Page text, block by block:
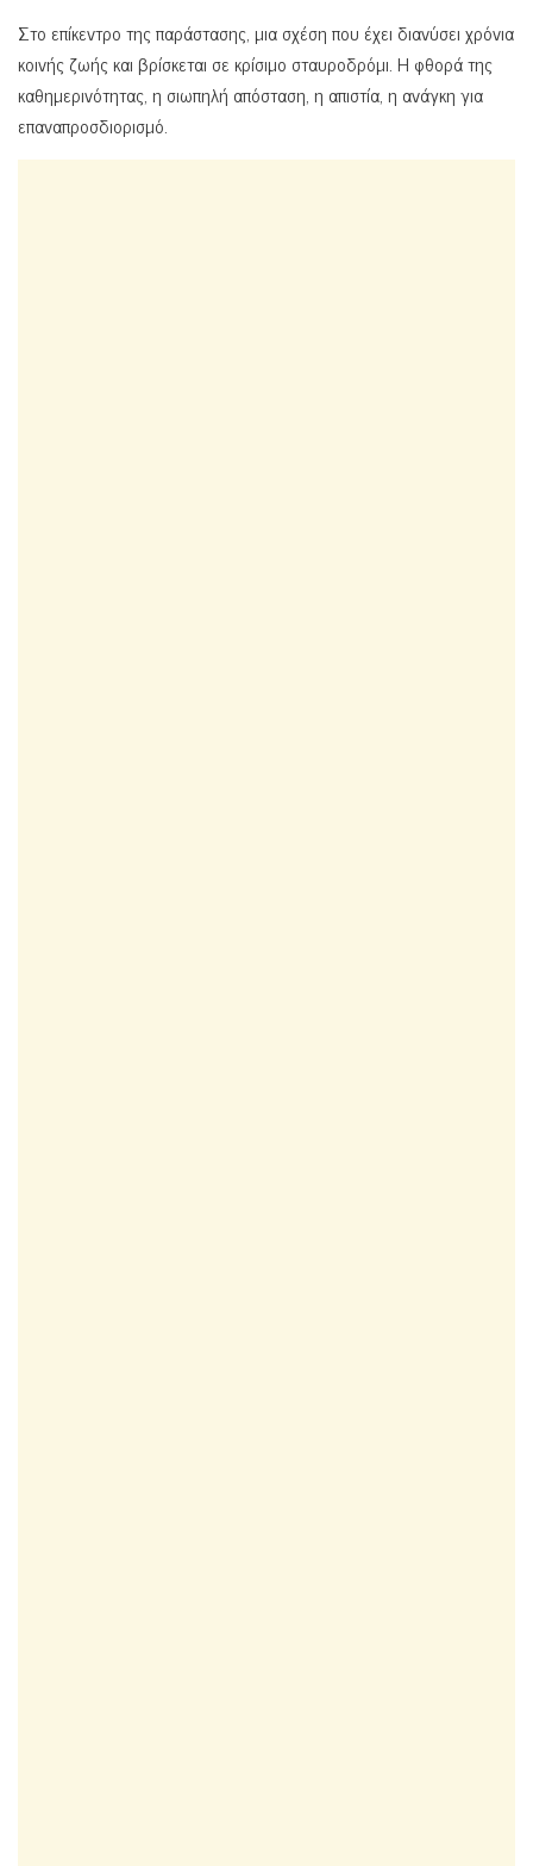
Στο επίκεντρο της παράστασης, μια σχέση που έχει διανύσει χρόνια
κοινής ζωής και βρίσκεται σε κρίσιμο σταυροδρόμι. Η φθορά της
καθημερινότητας, η σιωπηλή απόσταση, η απιστία, η ανάγκη για
επαναπροσδιορισμό.